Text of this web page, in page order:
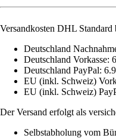
Versandkosten DHL Standard
Deutschland
Deutschland Vorkasse:
Deutschland PayPal:
EU (inkl. Schweiz)
EU (inkl. Schweiz)
Der Versand erfolgt als
Selbstabholung vom